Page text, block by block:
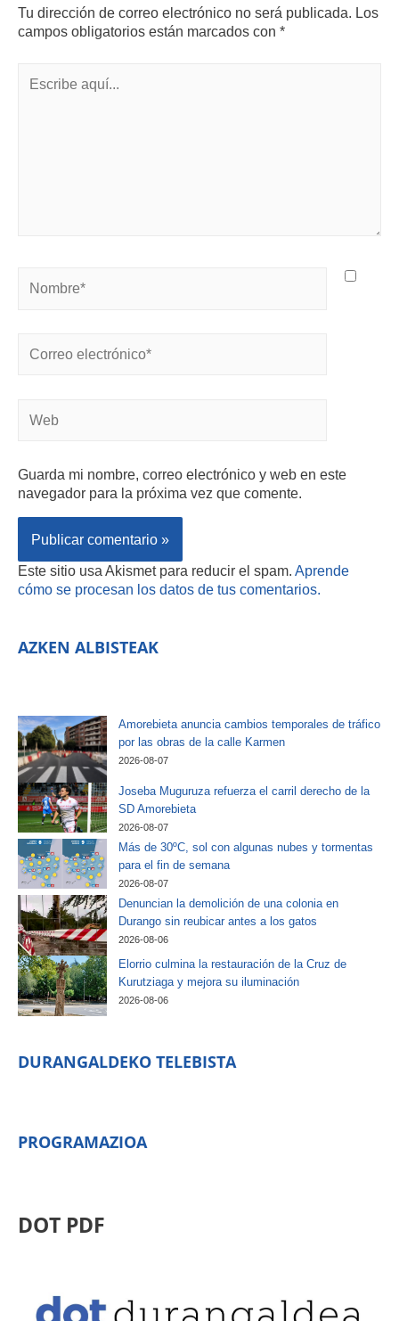
Tu dirección de correo electrónico no será publicada. Los
campos obligatorios están marcados con *
Guarda mi nombre, correo electrónico y web en este
navegador para la próxima vez que comente.
Este sitio usa Akismet para reducir el spam. Aprende
cómo se procesan los datos de tus comentarios.
AZKEN ALBISTEAK
Amorebieta anuncia cambios temporales de tráfico
por las obras de la calle Karmen
2026-08-07
Joseba Muguruza refuerza el carril derecho de la
SD Amorebieta
2026-08-07
Más de 30ºC, sol con algunas nubes y tormentas
para el fin de semana
2026-08-07
Denuncian la demolición de una colonia en
Durango sin reubicar antes a los gatos
2026-08-06
Elorrio culmina la restauración de la Cruz de
Kurutziaga y mejora su iluminación
2026-08-06
DURANGALDEKO TELEBISTA
PROGRAMAZIOA
DOT PDF